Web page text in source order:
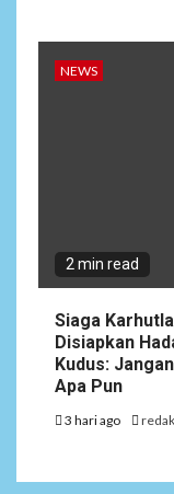
NEWS
2 min read
Siaga
Disiapkan
Kudus:
Apa Pun
3 hari ago